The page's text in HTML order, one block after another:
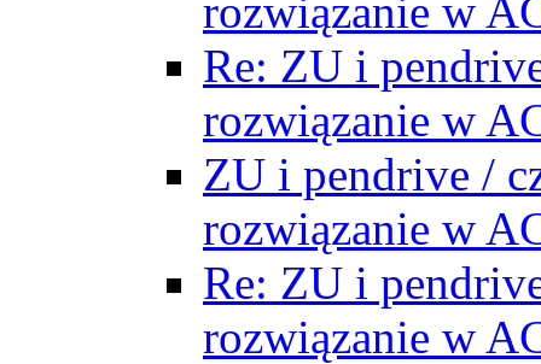
rozwiązanie w
Re: ZU i
rozwiązanie w
ZU i pendrive /
rozwiązanie w
Re: ZU i
rozwiązanie w